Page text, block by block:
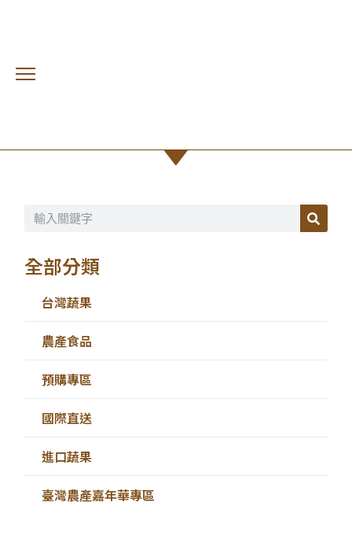
全部分類
台灣蔬果
農產食品
預購專區
國際直送
進口蔬果
臺灣農產嘉年華專區